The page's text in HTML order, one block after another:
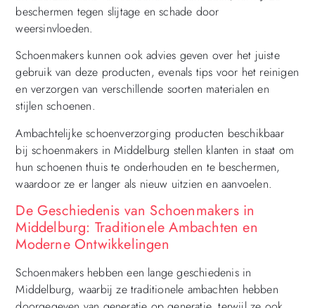
beschermen tegen slijtage en schade door
weersinvloeden.
Schoenmakers kunnen ook advies geven over het juiste
gebruik van deze producten, evenals tips voor het reinigen
en verzorgen van verschillende soorten materialen en
stijlen schoenen.
Ambachtelijke schoenverzorging producten beschikbaar
bij schoenmakers in Middelburg stellen klanten in staat om
hun schoenen thuis te onderhouden en te beschermen,
waardoor ze er langer als nieuw uitzien en aanvoelen.
De Geschiedenis van Schoenmakers in
Middelburg: Traditionele Ambachten en
Moderne Ontwikkelingen
Schoenmakers hebben een lange geschiedenis in
Middelburg, waarbij ze traditionele ambachten hebben